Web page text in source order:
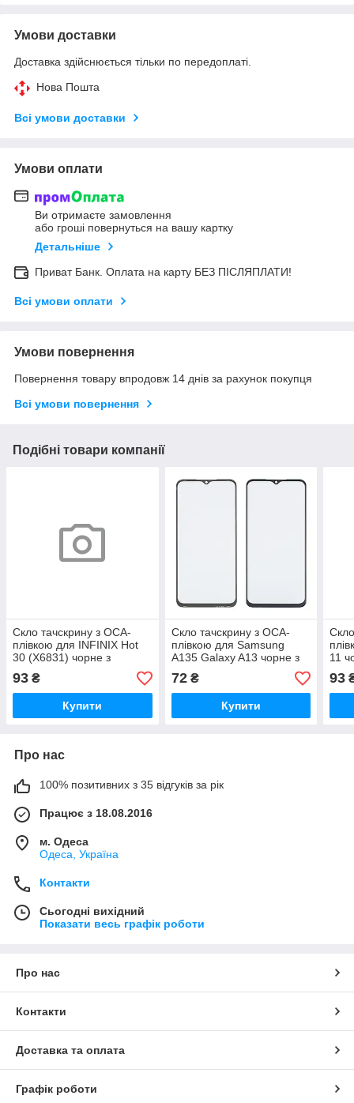
Умови доставки
Доставка здійснюється тільки по передоплаті.
Нова Пошта
Всі умови доставки
Умови оплати
Ви отримаєте замовлення
або гроші повернуться на вашу картку
Детальніше
Приват Банк. Оплата на карту БЕЗ ПІСЛЯПЛАТИ!
Всі умови оплати
Умови повернення
Повернення товару впродовж 14 днів за рахунок покупця
Всі умови повернення
Подібні товари компанії
Скло тачскрину з OCA-
плівкою для INFINIX Hot
30 (X6831) чорне з
олеофобним покриттям,
загартоване
93 ₴
Купити
Скло тачскрину з OCA-
плівкою для Samsung
A135 Galaxy A13 чорне з
олеофобним покриттям,
загартоване
72₴
Купити
11
93
Про нас
100% позитивних з 35 відгуків за рік
Працює з 18.08.2016
м. Одеса
Одеса, Україна
Контакти
Сьогодні вихідний
Показати весь графік роботи
Про нас
Контакти
Доставка та оплата
Графік роботи